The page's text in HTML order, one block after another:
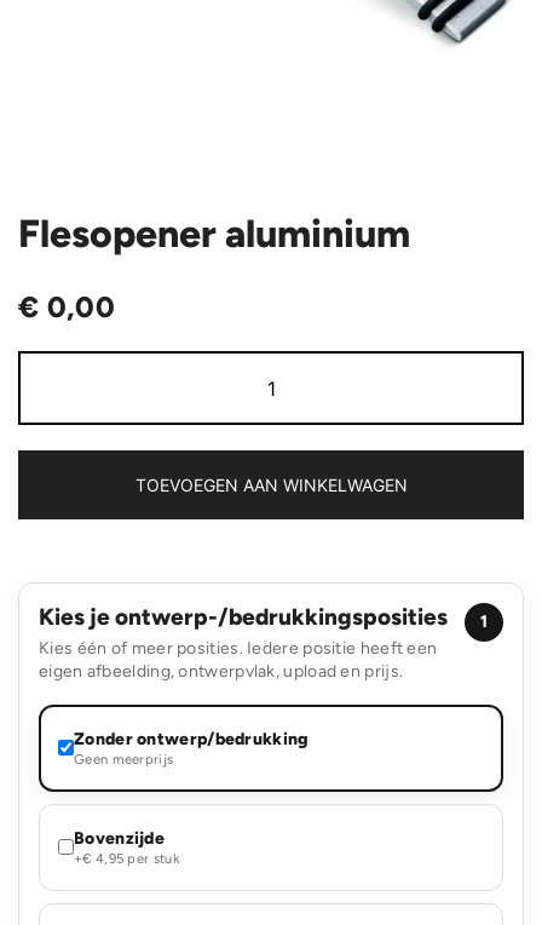
Flesopener aluminium
€ 0,00
aluminium
TOEVOEGEN AAN WINKELWAGEN
Kies je ontwerp-/bedrukkingsposities
Kies één of meer posities. Iedere positie heeft een
eigen afbeelding, ontwerpvlak, upload en prijs.
1
Zonder ontwerp/bedrukking
Geen meerprijs
Bovenzijde
+€ 4,95 per stuk